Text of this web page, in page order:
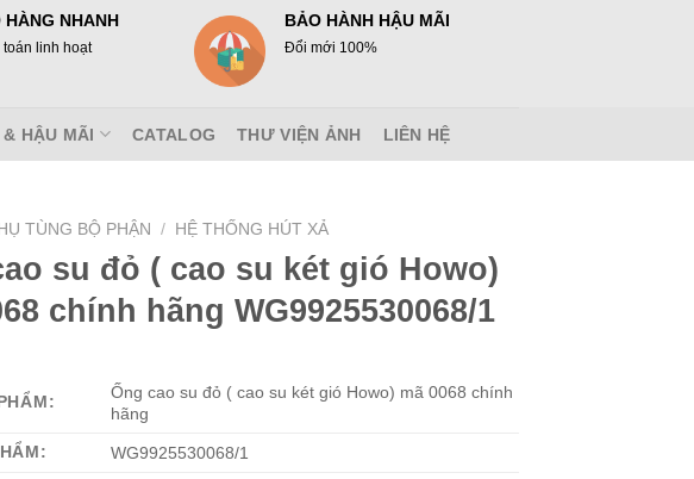
HÀNG NHANH
toán linh hoạt
BẢO HÀNH HẬU MÃI
Đổi mới 100%
& HẬU MÃI CATALOG THƯ VIỆN ẢNH LIÊN HỆ
TÙNG BỘ PHẬN / HỆ THỐNG HÚT XẢ
su đỏ ( cao su két gió Howo)
chính hãng WG9925530068/1
Ống cao su đỏ ( cao su két gió Howo) mã 0068 chính
hãng
WG9925530068/1